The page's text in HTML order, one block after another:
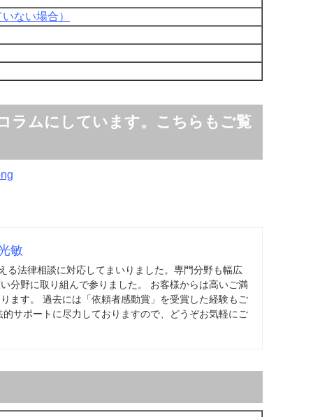
ない場合）
ラムにしています。こちらもご覧
敏
法律相談に対応してまいりました。専門分野も幅広
分野に取り組んで参りました。 お客様からは高いご満
ます。 過去には「依頼者感動賞」を受賞した経験もご
サポートに尽力しておりますので、どうぞお気軽にご